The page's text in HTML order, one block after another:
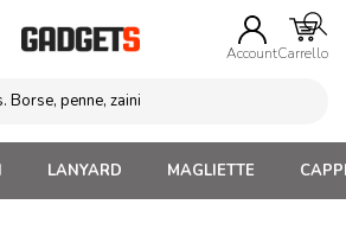
AccountCarrello
LANYARD MAGLIETTE